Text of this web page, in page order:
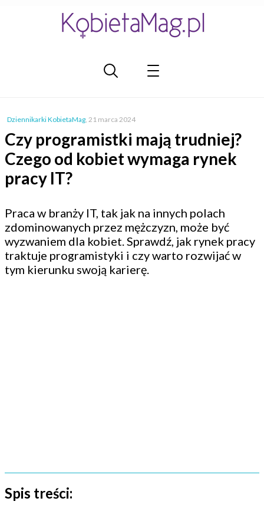
Dziennikarki KobietaMag, 21 marca 2024
Czy programistki mają trudniej?
Czego od kobiet wymaga rynek
pracy IT?
Praca w branży IT, tak jak na innych polach
zdominowanych przez mężczyzn, może być
wyzwaniem dla kobiet. Sprawdź, jak rynek pracy
traktuje programistyki i czy warto rozwijać w
tym kierunku swoją karierę.
Spis treści: